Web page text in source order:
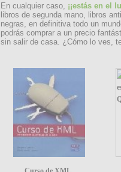
En cualquier caso, ¡¡estás en el
libros de segunda mano, libros
negras, en definitiva todo un
podrás comprar a un precio
sin salir de casa. ¿Cómo lo ves,